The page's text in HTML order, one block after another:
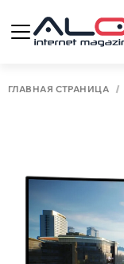
ГЛАВНАЯ СТРАНИЦА